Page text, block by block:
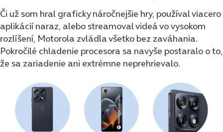
Či už som hral graficky náročnejšie hry, používal viacero
aplikácií naraz, alebo streamoval videá vo vysokom
rozlíšení, Motorola zvládla všetko bez zaváhania.
Pokročilé chladenie procesora sa navyše postaralo o to,
že sa zariadenie ani extrémne neprehrievalo.